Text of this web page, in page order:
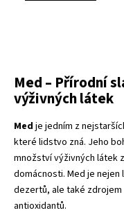
Med – Přírodní
výživných látek
Med je jedním z
které lidstvo zná. Jeho
množství výživných látek
domácnosti. Med je
dezertů, ale také zdrojem
antioxidantů.